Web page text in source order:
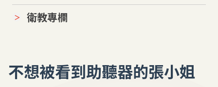
衛教專欄
不想被看到助聽器的張小姐